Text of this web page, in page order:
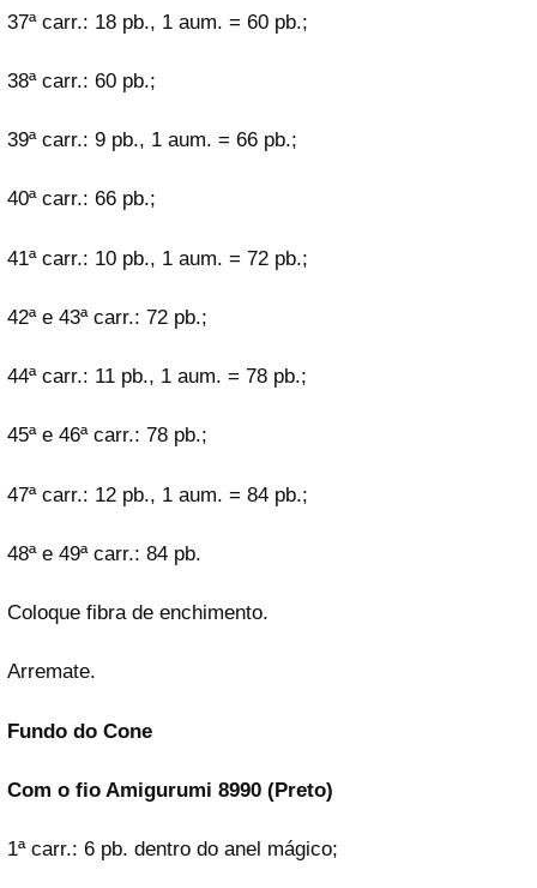
37ª carr.: 18 pb., 1 aum. = 60 pb.;
38ª carr.: 60 pb.;
39ª carr.: 9 pb., 1 aum. = 66 pb.;
40ª carr.: 66 pb.;
41ª carr.: 10 pb., 1 aum. = 72 pb.;
42ª e 43ª carr.: 72 pb.;
44ª carr.: 11 pb., 1 aum. = 78 pb.;
45ª e 46ª carr.: 78 pb.;
47ª carr.: 12 pb., 1 aum. = 84 pb.;
48ª e 49ª carr.: 84 pb.
Coloque fibra de enchimento.
Arremate.
Fundo do Cone
Com o fio Amigurumi 8990 (Preto)
1ª carr.: 6 pb. dentro do anel mágico;